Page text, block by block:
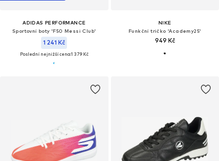
ADIDAS PERFORMANCE
Sportovní boty 'F50 Messi Club'
1 241 Kč
Poslední nejnižší cena:1 379 Kč
NIKE
Funkční tričko 'Academy25'
949 Kč